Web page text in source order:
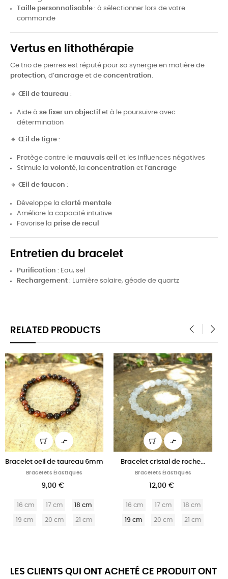
Taille personnalisable : à sélectionner lors de votre
commande
Vertus en lithothérapie
Ce trio de pierres est réputé pour sa synergie en matière de
protection, d’ancrage et de concentration.
🔸 Œil de taureau :
Aide à se fixer un objectifet à le poursuivre avec
détermination
🔸 Œil de tigre :
Protège contre le mauvais œil
et les influences négatives
Stimule la volonté, la concentration et l’ancrage
🔸 Œil de faucon :
Développe la clarté mentale
Améliore la capacité intuitive
Favorise la prise de recul
Entretien du bracelet
Purification : Eau, sel
Rechargement : Lumière solaire, géode de quartz
RELATED PRODUCTS

Bracelet élastique oeil de...
Bracelets Élastiques
12,00 €
16 cm 17 cm
19 cm 20 cm

Bracelet obsidienne oeil...
Bracelets Élastiques
12,00 €
16 cm 17 cm
19 cm 20 cm
LES CLIENTS QUI ONT ACHETÉ CE PRODUIT ONT